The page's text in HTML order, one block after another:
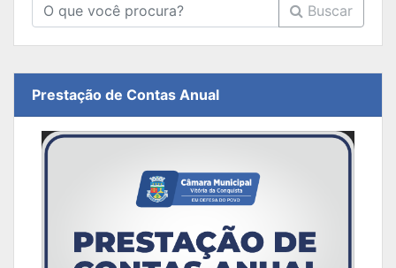
Buscar
Prestação de Contas Anual